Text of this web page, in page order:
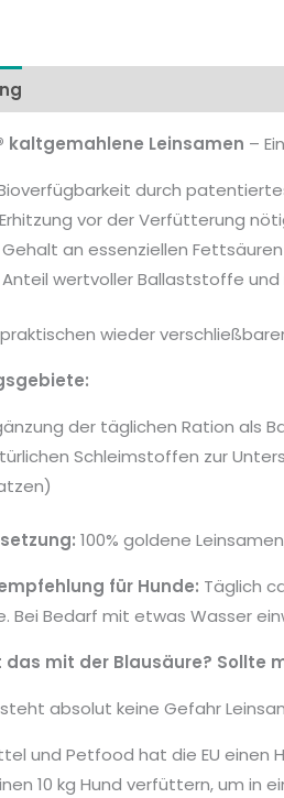
kaltgemahlene Leinsamen –
durch
vor der Verfütterung
an essenziellen
Anteil wertvoller Ballaststoffe
wieder
der täglichen Ration als
Schleimstoffen zur
100% goldene
für Hunde: Täglich
Bei Bedarf mit etwas Wasser
das mit der Blausäure? Sollte
absolut keine Gefahr
und Petfood hat die EU einen
10 kg Hund verfüttern, um in